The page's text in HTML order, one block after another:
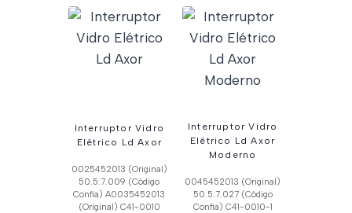
Interruptor Vidro
Elétrico Ld Axor
0025452013 (Original)
50.5.7.009 (Código
Confia) A0035452013
(Original) C41-0010
Interruptor Vidro
Elétrico Ld Axor
Moderno
0045452013 (Original)
50.5.7.027 (Código
Confia) C41-0010-1